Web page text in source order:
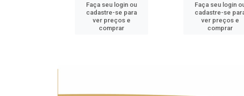
Faça seu login ou
cadastre-se para
ver preços e
comprar
Faça seu login
cadastre-se
ver preços e
comprar